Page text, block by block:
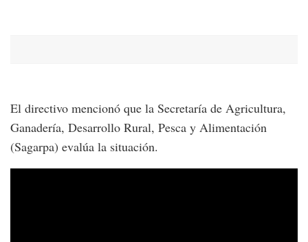
El directivo mencionó que la Secretaría de Agricultura,
Ganadería, Desarrollo Rural, Pesca y Alimentación
(Sagarpa) evalúa la situación.